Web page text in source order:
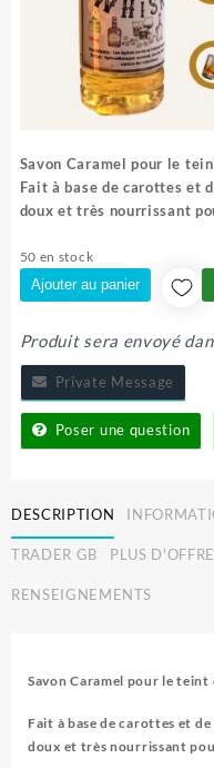
Savon Caramel pour le
Fait à base de carottes et
doux et très nourrissant
50 en stock
Ajouter au panier
Produit sera envoyé
Private Message
Poser une question
DESCRIPTION
TRADER GB PLUS
RENSEIGNEMENTS
Savon Caramel pour le teint
Fait à base de carottes et
doux et très nourrissant